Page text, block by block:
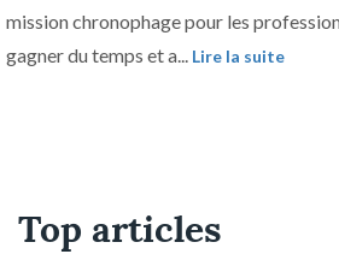
mission chronophage pour les
gagner du temps et a...
Lire la suite
Top articles